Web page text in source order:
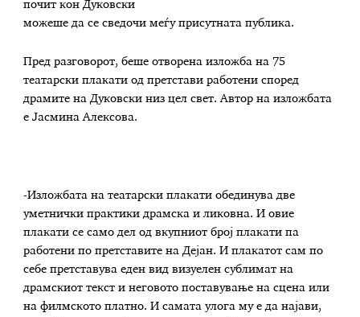
почит кон Дуковски
можеше да се сведочи меѓу присутната публика.
Пред разговорот, беше отворена изложба на 75
театарски плакати од претстави работени според
драмите на Дуковски низ цел свет. Автор на изложбата
е Јасмина Алексова.
-Изложбата на театарски плакати обединува две
уметнички практики драмска и ликовна. И овие
плакати се само дел од вкупниот број плакати па
работени по претставите на Дејан. И плакатот сам по
себе претставува еден вид визуелен сублимат на
драмскиот текст и неговото поставување на сцена или
на филмското платно. И самата улога му е да најави,